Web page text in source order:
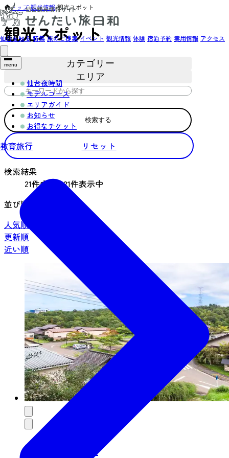
仙台を知る 特集 旅のご提案 イベント 観光情報 体験 宿泊予約 実用情報 アクセス
menu
仙台夜時間
モデルコース
エリアガイド
お知らせ
お得なチケット
教育旅行
トップ›観光情報›観光スポット
観光スポット
カテゴリー
エリア
検索する
リセット
検索結果
21件中19～21件表示中
並び順
人気順
更新順
近い順
秋保工芸の里